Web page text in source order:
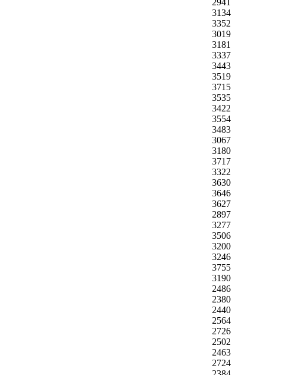
2941
3134
3352
3019
3181
3337
3443
3519
3715
3535
3422
3554
3483
3067
3180
3717
3322
3630
3646
3627
2897
3277
3506
3200
3246
3755
3190
2486
2380
2440
2564
2726
2502
2463
2724